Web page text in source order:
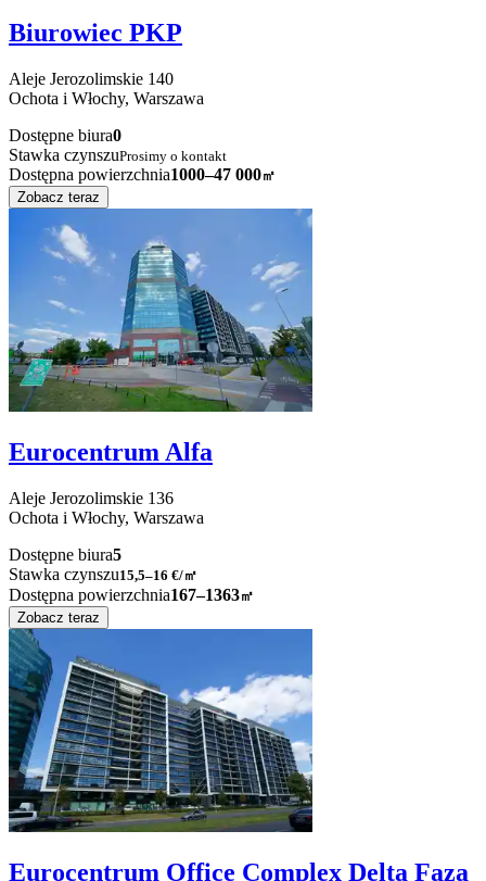
Biurowiec PKP
Aleje Jerozolimskie 140
Ochota i Włochy, Warszawa
Dostępne biura0
Stawka czynszuProsimy o kontakt
Dostępna powierzchnia1000–47 000㎡
Zobacz teraz
Eurocentrum Alfa
Aleje Jerozolimskie 136
Ochota i Włochy, Warszawa
Dostępne biura5
Stawka czynszu15,5–16 €/㎡
Dostępna powierzchnia167–1363㎡
Zobacz teraz
Eurocentrum Office Complex Delta Faza